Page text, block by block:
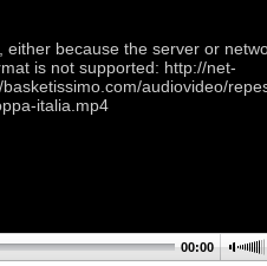
because the server or
is not supported: http://net-
audiovideo/
italia.mp4
00:00